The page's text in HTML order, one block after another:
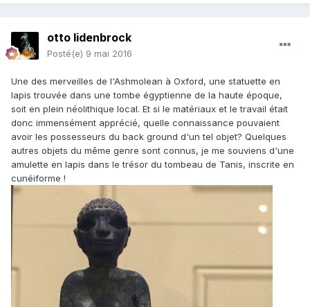
otto lidenbrock
Posté(e) 9 mai 2016
Une des merveilles de l'Ashmolean à Oxford, une statuette en
lapis trouvée dans une tombe égyptienne de la haute époque,
soit en plein néolithique local. Et si le matériaux et le travail était
donc immensément apprécié, quelle connaissance pouvaient
avoir les possesseurs du back ground d'un tel objet? Quelques
autres objets du même genre sont connus, je me souviens d'une
amulette en lapis dans le trésor du tombeau de Tanis, inscrite en
cunéiforme !